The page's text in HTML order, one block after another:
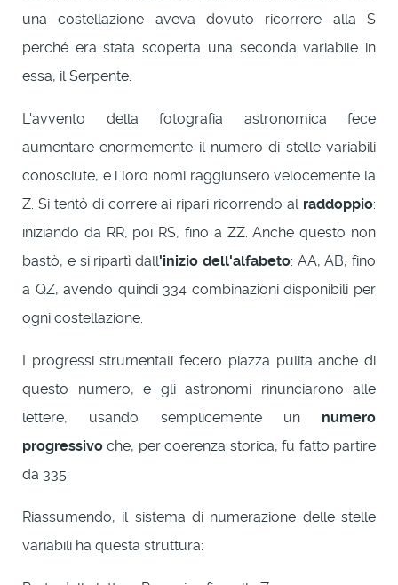
una costellazione aveva dovuto ricorrere alla S
perché era stata scoperta una seconda variabile in
essa, il Serpente.
L'avvento della fotografia astronomica fece
aumentare enormemente il numero di stelle variabili
conosciute, e i loro nomi raggiunsero velocemente la
Z. Si tentò di correre ai ripari ricorrendo al raddoppio:
iniziando da RR, poi RS, fino a ZZ. Anche questo non
bastò, e si ripartì dall'inizio dell'alfabeto: AA, AB, fino
a QZ, avendo quindi 334 combinazioni disponibili per
ogni costellazione.
I progressi strumentali fecero piazza pulita anche di
questo numero, e gli astronomi rinunciarono alle
lettere, usando semplicemente un numero
progressivo che, per coerenza storica, fu fatto partire
da 335.
Riassumendo, il sistema di numerazione delle stelle
variabili ha questa struttura: